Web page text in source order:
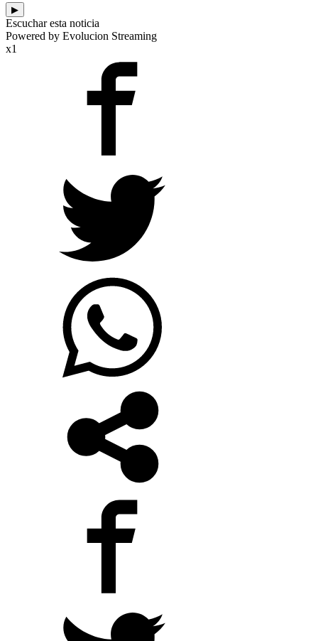
▶
Escuchar esta noticia
Powered by Evolucion Streaming
x1